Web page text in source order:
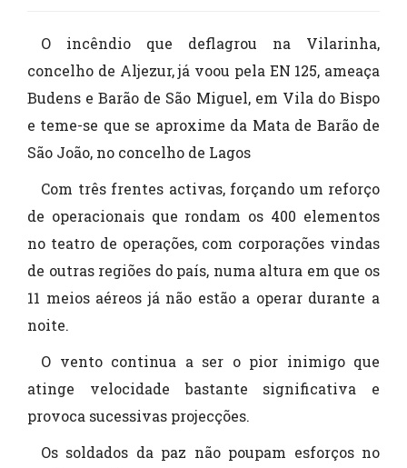
O incêndio que deflagrou na Vilarinha,
concelho de Aljezur, já voou pela EN 125, ameaça
Budens e Barão de São Miguel, em Vila do Bispo
e teme-se que se aproxime da Mata de Barão de
São João, no concelho de Lagos
Com três frentes activas, forçando um reforço
de operacionais que rondam os 400 elementos
no teatro de operações, com corporações vindas
de outras regiões do país, numa altura em que os
11 meios aéreos já não estão a operar durante a
noite.
O vento continua a ser o pior inimigo que
atinge velocidade bastante significativa e
provoca sucessivas projecções.
Os soldados da paz não poupam esforços no